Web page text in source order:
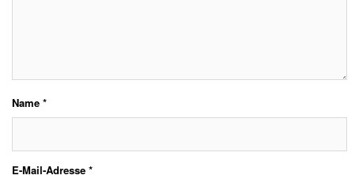
Name *
E-Mail-Adresse *